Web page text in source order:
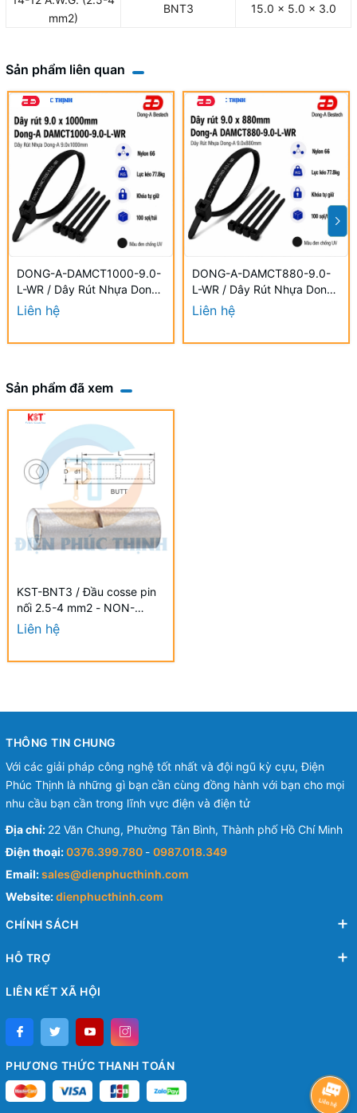
mm2)
BNT3 15.0 x 5.0 x 3.0
Sản phẩm liên quan
DONG-A-DAMCT1000-9.0-
L-WR / Dây Rút Nhựa Dong-
A 9.0×1000mm Chống UV
Liên hệ
DONG-A-DAMCT880-9.0-
L-WR / Dây Rút Nhựa Dong-
A 9.0×880mm Chống UV
Liên hệ
Sản phẩm đã xem
KST-BNT3 / Đầu cosse pin
nối 2.5-4 mm2 - NON-
INSULATED BUTT
CONNECTORS hãng KST
Liên hệ
THÔNG TIN CHUNG
Với các giải pháp công nghệ tốt nhất và đội ngũ kỳ cựu, Điện
Phúc Thịnh là những gì bạn cần cùng đồng hành với bạn cho mọi
nhu cầu bạn cần trong lĩnh vực điện và điện tử
Địa chỉ: 22 Văn Chung, Phường Tân Bình, Thành phố Hồ Chí Minh
Điện thoại:0376.399.780 - 0987.018.349
Email:sales@dienphucthinh.com
Website:dienphucthinh.com
CHÍNH SÁCH
HỖ TRỢ
LIÊN KẾT XÃ HỘI
PHƯƠNG THỨC THANH TOÁN